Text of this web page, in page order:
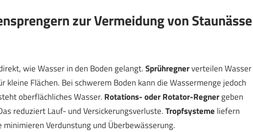
zur Vermeidung von Staunässe
wie Wasser in den Boden gelangt.Sprühregnerverteilen Wasser
Flächen. Bei schwerem Boden kann die Wassermenge jedoch
oberflächliches Wasser. Rotations- oder Rotator-Regnergeben
reduziert Lauf- und Versickerungsverluste.Tropfsysteme liefern
Verdunstung und Überbewässerung.